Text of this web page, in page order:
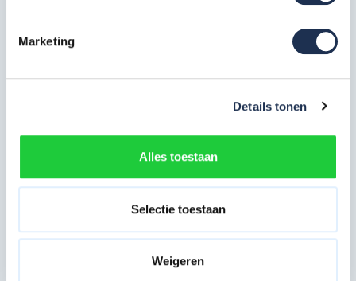
Marketing
Details tonen
Alles toestaan
Selectie toestaan
Weigeren
Platform hout 245 zonder luik
Artikelcode: 360266
Diagonaalschoor 245 RS
Artikelcode: 303716
2x
Artikelcode: 303706
Driehoeksstabilisator RS4